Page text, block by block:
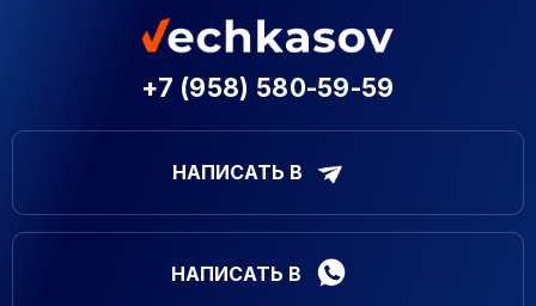
+7 (958) 580-59-59
НАПИСАТЬ В
НАПИСАТЬ В